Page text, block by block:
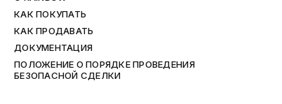
КАК ПОКУПАТЬ
КАК ПРОДАВАТЬ
ДОКУМЕНТАЦИЯ
ПОЛОЖЕНИЕ О ПОРЯДКЕ ПРОВЕДЕНИЯ
БЕЗОПАСНОЙ СДЕЛКИ